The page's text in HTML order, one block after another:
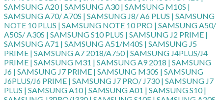
SAMSUNG A20 | SAMSUNG A30 | SAMSUNG M10S |
SAMSUNG A70/ A70S | SAMSUNG J8/ A6 PLUS | SAMSUNG
NOTE 10 PLUS | SAMSUNG NOTE 10 PRO | SAMSUNG A50/
A50S/ A30S | SAMSUNG S10 PLUS | SAMSUNG J2 PRIME |
SAMSUNG A71 | SAMSUNG A51/M40S | SAMSUNG J5
PRIME | SAMSUNG A7 2018/A750 | SAMSUNG J4PLUS/J4
PRIME | SAMSUNG M31 | SAMSUNG A9 2018 | SAMSUNG
J6 | SAMSUNG J7 PRIME | SAMSUNG M30S | SAMSUNG
J6PLUS/J6 PRIME | SAMSUNG J7 PRO/ J730 | SAMSUNG J7
PLUS | SAMSUNG A10 | SAMSUNG A01 | SAMSUNG S10 |